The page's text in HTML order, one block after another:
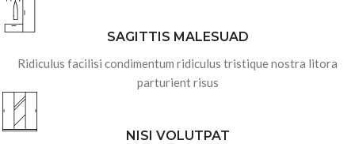
SAGITTIS MALESUAD
Ridiculus facilisi condimentum ridiculus tristique nostra litora
parturient risus
NISI VOLUTPAT